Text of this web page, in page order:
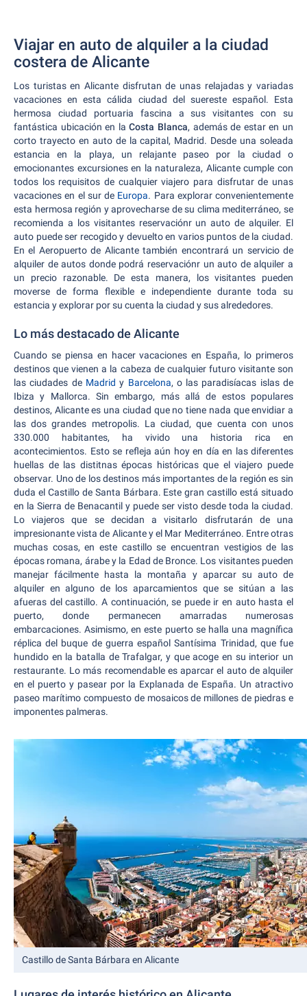
Viajar en auto de alquiler a la ciudad
costera de Alicante
Los turistas en Alicante disfrutan de unas relajadas y variadas
vacaciones en esta cálida ciudad del suereste español. Esta
hermosa ciudad portuaria fascina a sus visitantes con su
fantástica ubicación en laCosta Blanca, además de estar en un
corto trayecto en auto de la capital, Madrid. Desde una soleada
estancia en la playa, un relajante paseo por la ciudad o
emocionantes excursiones en la naturaleza, Alicante cumple con
todos los requisitos de cualquier viajero para disfrutar de unas
vacaciones en el sur de Europa. Para explorar convenientemente
esta hermosa región y aprovecharse de su clima mediterráneo, se
recomienda a los visitantes reservaciónr un auto de alquiler. El
auto puede ser recogido y devuelto en varios puntos de la ciudad.
En el Aeropuerto de Alicante también encontrará un servicio de
alquiler de autos donde podrá reservaciónr un auto de alquiler a
un precio razonable. De esta manera, los visitantes pueden
moverse de forma flexible e independiente durante toda su
estancia y explorar por su cuenta la ciudad y sus alrededores.
Lo más destacado de Alicante
Cuando se piensa en hacer vacaciones en España, lo primeros
destinos que vienen a la cabeza de cualquier futuro visitante son
las ciudades de Madrid y Barcelona, o las paradisíacas islas de
Ibiza y Mallorca. Sin embargo, más allá de estos populares
destinos, Alicante es una ciudad que no tiene nada que envidiar a
las dos grandes metropolis. La ciudad, que cuenta con unos
330.000 habitantes, ha vivido una historia rica en
acontecimientos. Esto se refleja aún hoy en día en las diferentes
huellas de las distitnas épocas históricas que el viajero puede
observar. Uno de los destinos más importantes de la región es sin
duda el Castillo de Santa Bárbara. Este gran castillo está situado
en la Sierra de Benacantil y puede ser visto desde toda la ciudad.
Lo viajeros que se decidan a visitarlo disfrutarán de una
impresionante vista de Alicante y el Mar Mediterráneo. Entre otras
muchas cosas, en este castillo se encuentran vestigios de las
épocas romana, árabe y la Edad de Bronce. Los visitantes pueden
manejar fácilmente hasta la montaña y aparcar su auto de
alquiler en alguno de los aparcamientos que se sitúan a las
afueras del castillo. A continuación, se puede ir en auto hasta el
puerto, donde permanecen amarradas numerosas
embarcaciones. Asimismo, en este puerto se halla una magnífica
réplica del buque de guerra español Santísima Trinidad, que fue
hundido en la batalla de Trafalgar, y que acoge en su interior un
restaurante. Lo más recomendable es aparcar el auto de alquiler
en el puerto y pasear por la Explanada de España. Un atractivo
paseo marítimo compuesto de mosaicos de millones de piedras e
imponentes palmeras.
Castillo de Santa Bárbara en Alicante